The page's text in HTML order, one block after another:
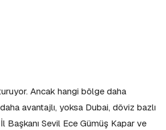
Ancak hangi bölge daha
avantajlı, yoksa Dubai, döviz bazlı
Başkanı Sevil Ece Gümüş Kapar ve